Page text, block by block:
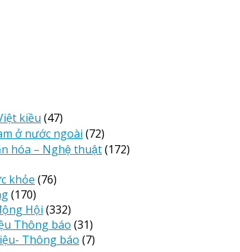
kiều (47)
ở nước ngoài (72)
hóa – Nghệ thuật(172)
khỏe (76)
(170)
Hội (332)
Thông báo (31)
Thông báo (7)